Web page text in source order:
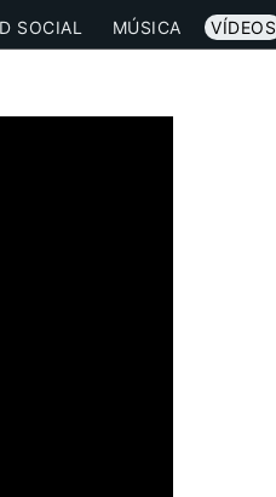
SOCIAL MÚSICA VÍDEOS